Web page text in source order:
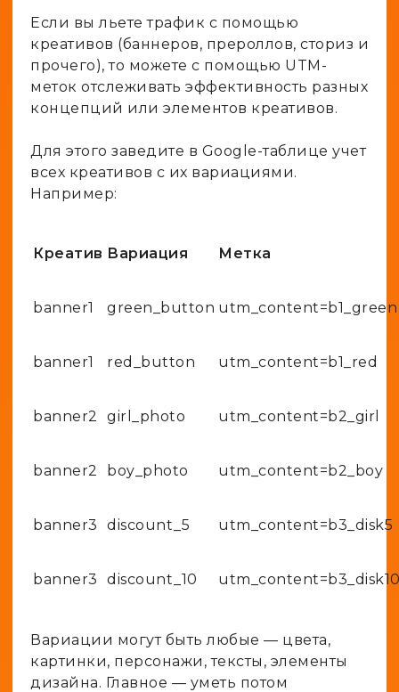
Если вы льете трафик с помощью
креативов (баннеров, прероллов, сториз и
прочего), то можете с помощью UTM-
меток отслеживать эффективность разных
концепций или элементов креативов.
Для этого заведите в Google-таблице учет
всех креативов с их вариациями.
Например:
Креатив Вариация Метка
banner1 green_button utm_content=b1_green
banner1 red_button utm_content=b1_red
banner2 girl_photo utm_content=b2_girl
banner2 boy_photo utm_content=b2_boy
banner3 discount_5 utm_content=b3_disk5
banner3 discount_10
Вариации могут быть любые — цвета,
картинки, персонажи, тексты, элементы
дизайна. Главное — уметь потом